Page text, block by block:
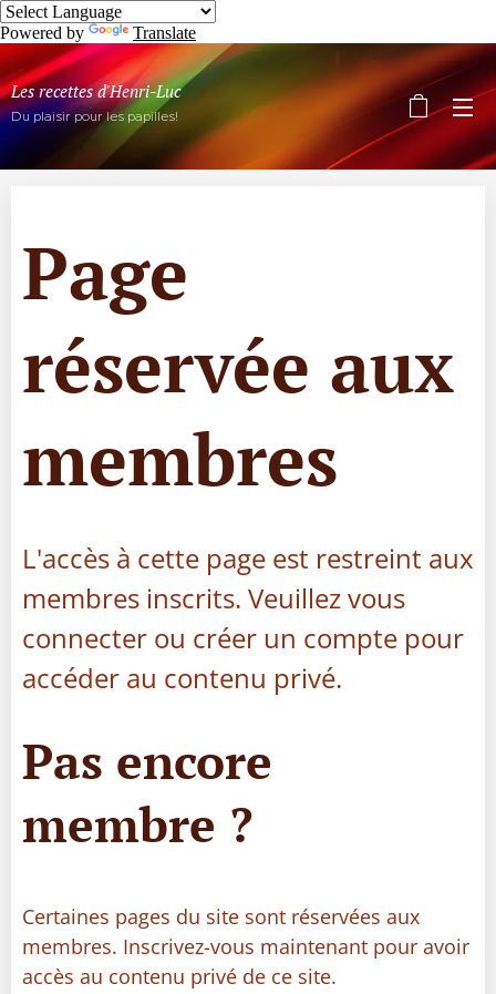
Powered by Translate
Les recettes d'Henri-Luc
Du plaisir pour les papilles!
Page
réservée aux
membres
L'accès à cette page est restreint aux
membres inscrits. Veuillez vous
connecter ou créer un compte pour
accéder au contenu privé.
Pas encore
membre ?
Certaines pages du site sont réservées aux
membres. Inscrivez-vous maintenant pour avoir
accès au contenu privé de ce site.